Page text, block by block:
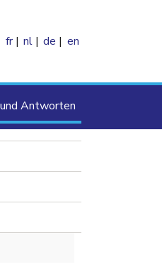
fr nl de en
Antworten